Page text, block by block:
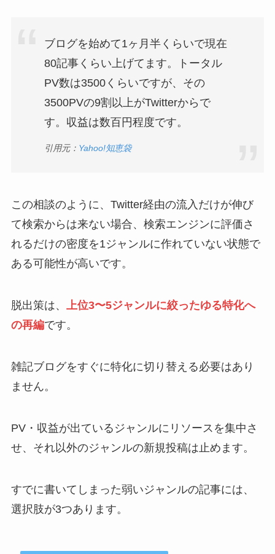
ブログを始めて1ヶ月半くらいで現在
80記事くらい上げてます。トータル
PV数は3500くらいですが、その
3500PVの9割以上がTwitterからで
す。収益は数百円程度です。
引用元： Yahoo!知恵袋
この相談のように、Twitter経由の流入だけが伸び
て検索からは来ない場合、検索エンジンに評価さ
れるだけの密度を1ジャンルに作れていない状態で
ある可能性が高いです。
脱出策は、 上位3〜5ジャンルに絞ったゆる特化へ
の再編です。
雑記ブログをすぐに特化に切り替える必要はあり
ません。
PV・収益が出ているジャンルにリソースを集中さ
せ、それ以外のジャンルの新規投稿は止めます。
すでに書いてしまった弱いジャンルの記事には、
選択肢が3つあります。